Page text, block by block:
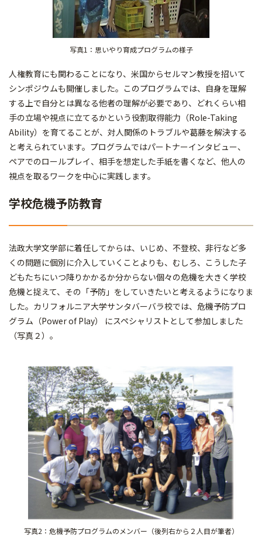
写真1：思いやり育成プログラムの様子
人権教育にも関わることになり、米国からセルマン教授を招いて
シンポジウムも開催しました。このプログラムでは、自身を理解
する上で自分とは異なる他者の理解が必要であり、どれくらい相
手の立場や視点に立てるかという役割取得能力（Role-Taking
Ability）を育てることが、対人関係のトラブルや葛藤を解決する
と考えられています。プログラムではパートナーインタビュー、
ペアでのロールプレイ、相手を想定した手紙を書くなど、他人の
視点を取るワークを中心に実践します。
学校危機予防教育
法政大学文学部に着任してからは、いじめ、不登校、非行など多
くの問題に個別に介入していくことよりも、むしろ、こうした子
どもたちにいつ降りかかるか分からない個々の危機を大きく学校
危機と捉えて、その「予防」をしていきたいと考えるようになりま
した。カリフォルニア大学サンタバーバラ校では、危機予防プロ
グラム（Power of Play） にスペシャリストとして参加しました
（写真２）。
写真2：危機予防プログラムのメンバー（後列右から２人目が筆者）